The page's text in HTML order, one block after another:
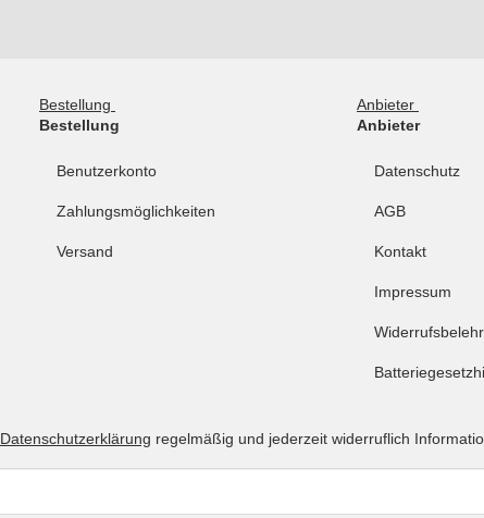
Bestellung
Bestellung
Benutzerkonto
Zahlungsmöglichkeiten
Versand
Anbieter
Anbieter
Datenschutz
AGB
Kontakt
Impressum
Datenschutzerklärung regelmäßig und jederzeit widerruflich